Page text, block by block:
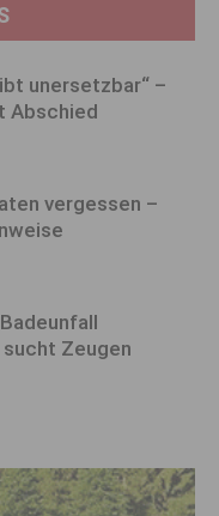
unersetzbar“ –
Abschied
vergessen –
Zeugen